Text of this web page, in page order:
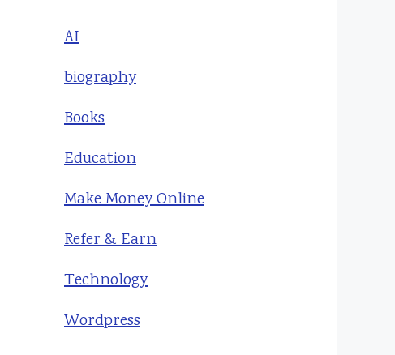
AI
biography
Books
Education
Make Money Online
Refer & Earn
Technology
Wordpress